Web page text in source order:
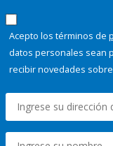
Acepto los términos de
datos personales sean
recibir novedades